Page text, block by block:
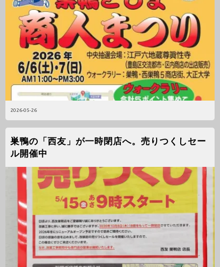
2026-05-26
巣鴨の「西友」が一時閉店へ。売りつくしセー
ル開催中